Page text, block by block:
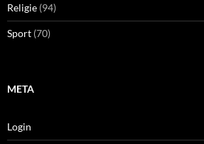
Religie (94)
Sport (70)
META
Login